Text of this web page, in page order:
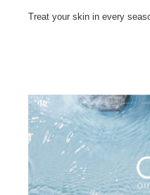
Treat your skin in every